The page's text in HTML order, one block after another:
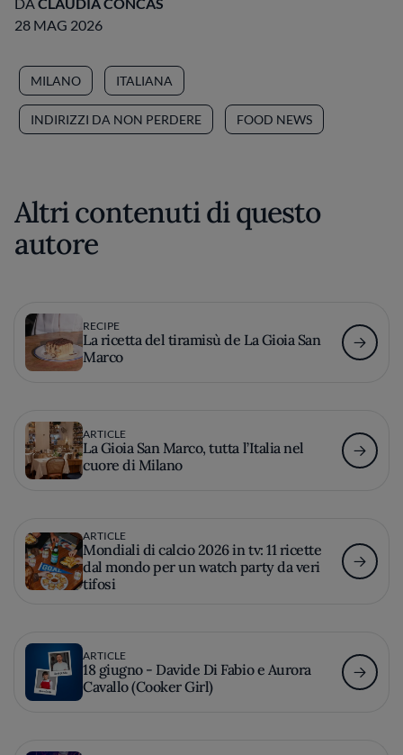
28 MAG 2026
MILANO ITALIANA
INDIRIZZI DA NON PERDERE FOOD NEWS
Altri contenuti di questo
autore
RECIPE
La ricetta del tiramisù de La Gioia San
Marco
ARTICLE
La Gioia San Marco, tutta l’Italia nel
cuore di Milano
ARTICLE
Mondiali di calcio 2026 in tv: 11 ricette
dal mondo per un watch party da veri
tifosi
ARTICLE
18 giugno - Davide Di Fabio e Aurora
Cavallo (Cooker Girl)